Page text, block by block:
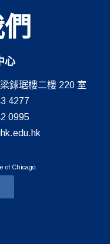
心
銶琚樓二樓 220 室
4277
0995
of Chicago.